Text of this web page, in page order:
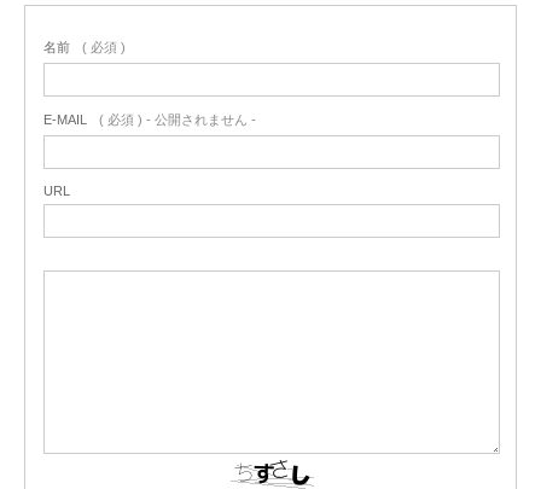
名前 ( 必須 )
E-MAIL ( 必須 ) - 公開されません -
URL